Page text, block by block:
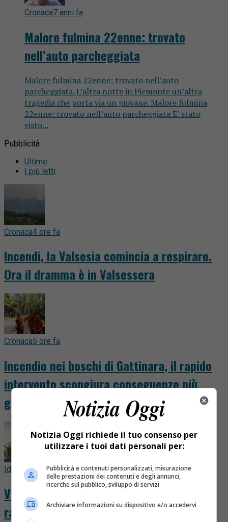
Cronaca7 anni fa
Malore fulmina 22enne: trovato
nell’auto parcheggiata
Malore fulmina 22enne: trovato nell’auto
parcheggiata. L’altra notte in Piemonte un’altra
tragedia che porta via un giovane. Malore fulmina
22enne: trovato nell’auto parcheggiata E’ stato
visto...
Pubblicità
Ultime
I più letti
Cronaca4 ore fa
Incendi, la Valsesia comincia a respirare.
Ora il dramma è in Valsessera
Cronaca5 ore fa
Incendio nei boschi di Gattinara, il rapido
intervento scongiura conseguenze più
gravi. FOTO E VIDEO
Idee & Consigli6 ore fa
Viaggio nella Parigi storica, i luoghi che
raccontano duemila anni di città
Notizia Oggi richiede il tuo consenso per
utilizzare i tuoi dati personali per:
Pubblicità e contenuti personalizzati, misurazione
delle prestazioni dei contenuti e degli annunci,
ricerche sul pubblico, sviluppo di servizi
Archiviare informazioni su dispositivo e/o accedervi